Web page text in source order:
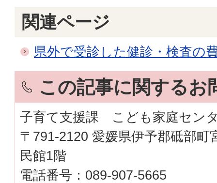
関連ページ
県外で受診した健診・検査の
この記事に関するお
子育て支援課 こども家庭セン
〒791-2120 愛媛県伊予郡砥部
民館1階
電話番号：089-907-5665